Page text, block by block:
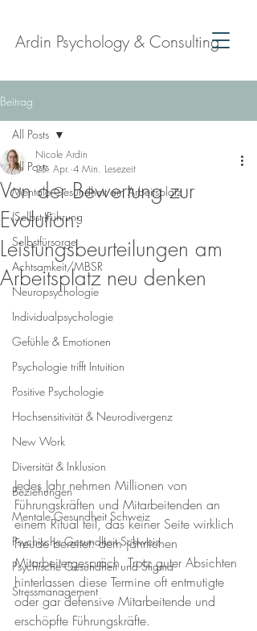
Ardin Psychology & Consulting
Beitrag
All Posts
Mentale Gesundheit am Arbeitsplatz
(Selbst-)Führung
Selbstfürsorge
Achtsamkeit/MBSR
Neuropsychologie
Individualpsychologie
Gefühle & Emotionen
Psychologie trifft Intuition
Positive Psychologie
Hochsensitivität & Neurodivergenz
New Work
Diversität & Inklusion
Beziehungen
Mentale Gesundheit Schweiz
Psychische Gesundheit Schweiz
Psychische Gesundheit und Stigma
Stressmanagement
All Posts
Von der Bewertung zur
Evolution:
Leistungsbeurteilungen am
Arbeitsplatz neu denken
Nicole Ardin
25. Apr. 4 Min. Lesezeit
Jedes Jahr nehmen Millionen von
Führungskräften und Mitarbeitenden an
einem Ritual teil, das keiner Seite wirklich
Freude bereitet: dem jährlichen
Mitarbeitergespräch. Trotz guter Absichten
hinterlassen diese Termine oft entmutigte
oder gar defensive Mitarbeitende und
erschöpfte Führungskräfte.